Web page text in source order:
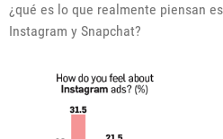
¿qué es lo que realmente piensan
Instagram y Snapchat?